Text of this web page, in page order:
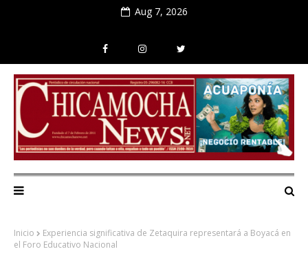
Aug 7, 2026
Inicio
Experiencia significativa de Zetaquira representará a Boyacá en
el Foro Educativo Nacional